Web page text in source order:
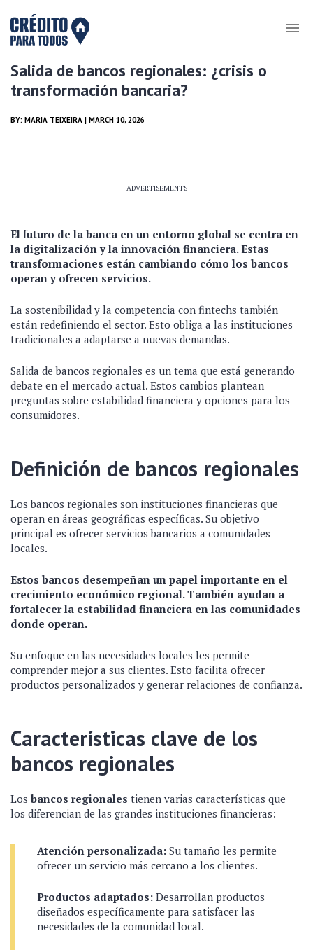
Salida de bancos regionales: ¿crisis o
transformación bancaria?
BY: MARIA TEIXEIRA | MARCH 10, 2026
ADVERTISEMENTS
El futuro de la banca en un entorno global se centra en
la digitalización y la innovación financiera. Estas
transformaciones están cambiando cómo los bancos
operan y ofrecen servicios.
La sostenibilidad y la competencia con fintechs también
están redefiniendo el sector. Esto obliga a las instituciones
tradicionales a adaptarse a nuevas demandas.
Salida de bancos regionales es un tema que está generando
debate en el mercado actual. Estos cambios plantean
preguntas sobre estabilidad financiera y opciones para los
consumidores.
Definición de bancos regionales
Los bancos regionales son instituciones financieras que
operan en áreas geográficas específicas. Su objetivo
principal es ofrecer servicios bancarios a comunidades
locales.
Estos bancos desempeñan un papel importante en el
crecimiento económico regional. También ayudan a
fortalecer la estabilidad financiera en las comunidades
donde operan.
Su enfoque en las necesidades locales les permite
comprender mejor a sus clientes. Esto facilita ofrecer
productos personalizados y generar relaciones de confianza.
Características clave de los
bancos regionales
Los bancos regionales tienen varias características que
los diferencian de las grandes instituciones financieras:
Atención personalizada: Su tamaño les permite
ofrecer un servicio más cercano a los clientes.
Productos adaptados: Desarrollan productos
diseñados específicamente para satisfacer las
necesidades de la comunidad local.